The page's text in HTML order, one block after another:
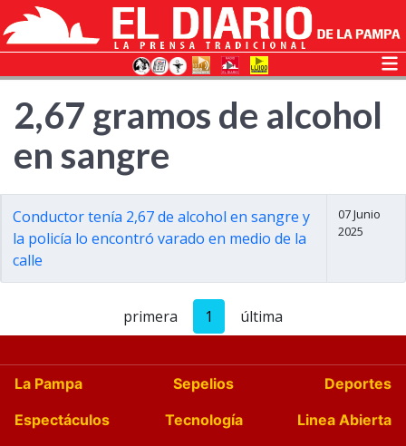
2,67 gramos de alcohol
en sangre
Conductor tenía 2,67 de alcohol en sangre y
la policía lo encontró varado en medio de la
calle
07 Junio
2025
primera 1 última
La Pampa Sepelios
Deportes
Espectáculos
Tecnología
Linea Abierta